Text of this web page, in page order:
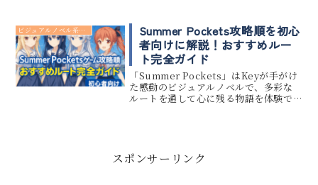
この記事では、RedditやYouTubeな
どの海外ファンコ...
ビジュアルノベル系 アニメ
Summer Pockets攻略順を初心
者向けに解説！おすすめルー
ト完全ガイド
「Summer Pockets」はKeyが手がけ
た感動のビジュアルノベルで、多彩な
ルートを通して心に残る物語を体験で
スポンサーリンク